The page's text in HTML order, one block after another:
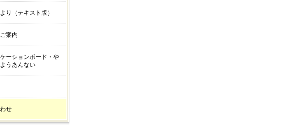
り（テキスト版）
案内
ーションボード・や
うあんない
せ